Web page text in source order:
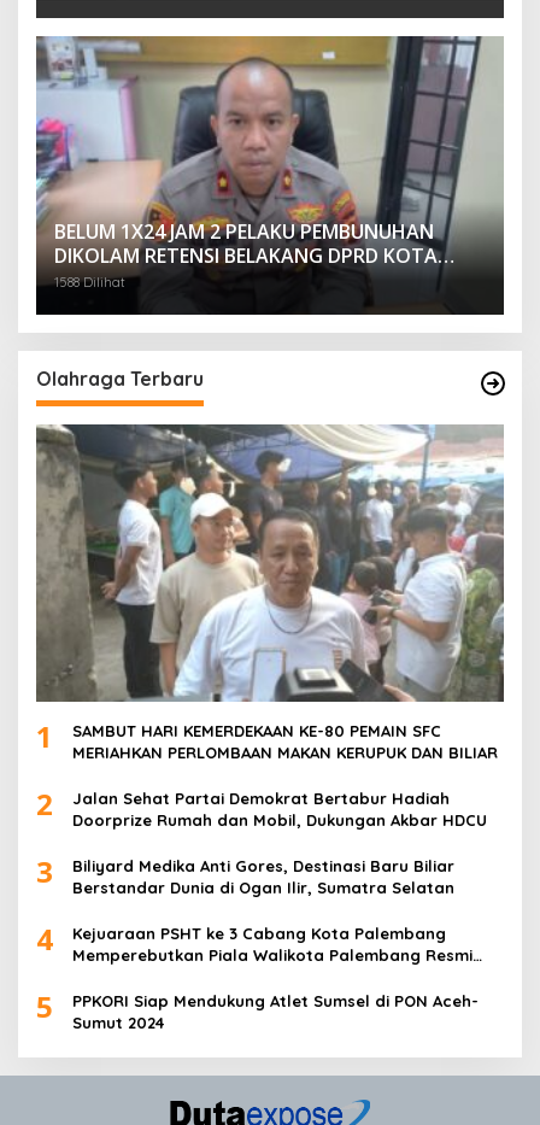
BELUM 1X24 JAM 2 PELAKU PEMBUNUHAN
DIKOLAM RETENSI BELAKANG DPRD KOTA
PALEMBANG TELAH DIRINGKUS ANGGOTA
1588 Dilihat
Olahraga Terbaru
1
SAMBUT HARI KEMERDEKAAN KE-80 PEMAIN SFC
MERIAHKAN PERLOMBAAN MAKAN KERUPUK DAN BILIAR
2
Jalan Sehat Partai Demokrat Bertabur Hadiah
Doorprize Rumah dan Mobil, Dukungan Akbar HDCU
3
Biliyard Medika Anti Gores, Destinasi Baru Biliar
Berstandar Dunia di Ogan Ilir, Sumatra Selatan
4
Kejuaraan PSHT ke 3 Cabang Kota Palembang
Memperebutkan Piala Walikota Palembang Resmi
5
PPKORI Siap Mendukung Atlet Sumsel di PON Aceh-
Sumut 2024